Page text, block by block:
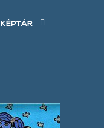
KÉPTÁR